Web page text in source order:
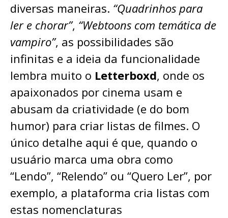
diversas maneiras. “Quadrinhos para
ler e chorar”, “Webtoons com temática de
vampiro”, as possibilidades são
infinitas e a ideia da funcionalidade
lembra muito o Letterboxd, onde os
apaixonados por cinema usam e
abusam da criatividade (e do bom
humor) para criar listas de filmes. O
único detalhe aqui é que, quando o
usuário marca uma obra como
“Lendo”, “Relendo” ou “Quero Ler”, por
exemplo, a plataforma cria listas com
estas nomenclaturas